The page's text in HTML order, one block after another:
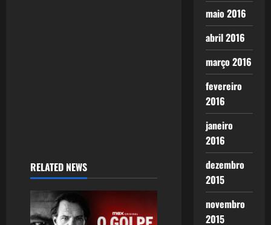
RELATED NEWS
maio 2016
abril 2016
março 2016
fevereiro
2016
janeiro
2016
dezembro
2015
novembro
2015